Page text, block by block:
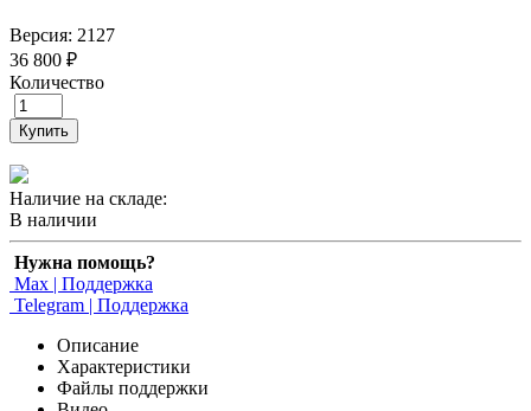
Версия: 2127
36 800 ₽
Количество
Купить
Наличие на складе:
В наличии
Нужна помощь?
Max | Поддержка
Telegram | Поддержка
Описание
Характеристики
Файлы поддержки